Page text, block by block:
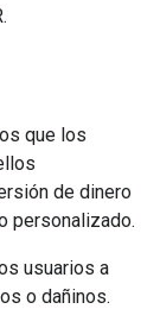
que los
de dinero
personalizado.
usuarios a
o dañinos.